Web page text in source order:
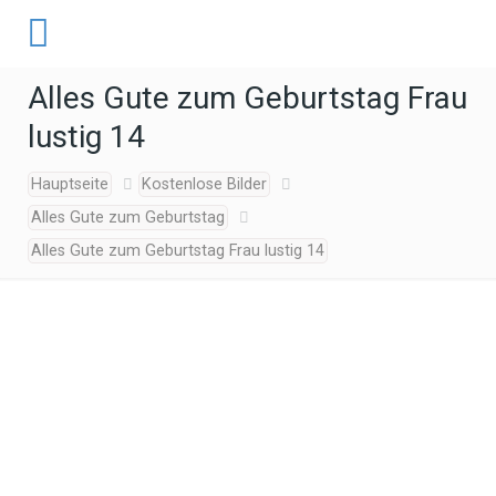
Alles Gute zum Geburtstag Frau
lustig 14
Hauptseite
Kostenlose Bilder
Alles Gute zum Geburtstag
Alles Gute zum Geburtstag Frau lustig 14